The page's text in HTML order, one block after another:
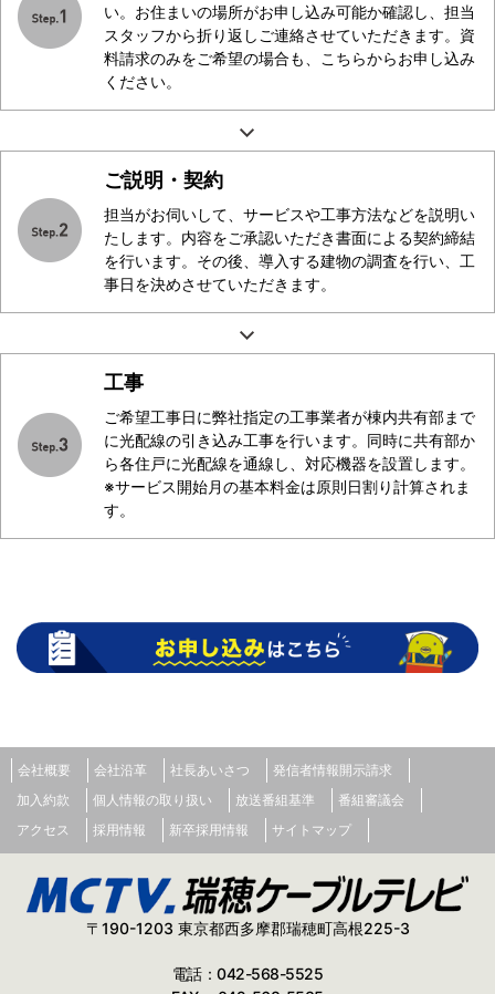
い。お住まいの場所がお申し込み可能か確認し、担当
スタッフから折り返しご連絡させていただきます。資
料請求のみをご希望の場合も、こちらからお申し込み
ください。
ご説明・契約
担当がお伺いして、サービスや工事方法などを説明い
たします。内容をご承認いただき書面による契約締結
を行います。その後、導入する建物の調査を行い、工
事日を決めさせていただきます。
工事
ご希望工事日に弊社指定の工事業者が棟内共有部まで
に光配線の引き込み工事を行います。同時に共有部か
ら各住戸に光配線を通線し、対応機器を設置します。
※サービス開始月の基本料金は原則日割り計算されま
す。
会社概要 会社沿革 社長あいさつ
発信者情報開示請求
加入約款
個人情報の取り扱い 放送番組基準
番組審議会
アクセス
採用情報 新卒採用情報 サイトマップ
〒190-1203 東京都西多摩郡瑞穂町高根225-3
電話：042-568-5525